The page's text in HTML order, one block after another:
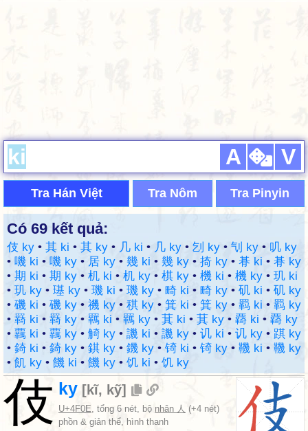
A V
Tra Hán Việt Tra Nôm Tra Pinyin
Có 69 kết quả:
伎 ky • 其 ki • 其 ky • 几 ki • 几 ky • 刉 ky • 刏 ky • 叽 ky
• 嘰 ki • 嘰 ky • 居 ky • 幾 ki • 幾 ky • 掎 ky • 朞 ki • 朞 ky
• 期 ki • 期 ky • 机 ki • 机 ky • 棋 ky • 機 ki • 機 ky • 玑 ki
• 玑 ky • 璂 ky • 璣 ki • 璣 ky • 畸 ki • 畸 ky • 矶 ki • 矶 ky
• 磯 ki • 磯 ky • 禨 ky • 稘 ky • 箕 ki • 箕 ky • 羁 ki • 羁 ky
• 羇 ki • 羇 ky • 羈 ki • 羈 ky • 萁 ki • 萁 ky • 覉 ki • 覉 ky
• 覊 ki • 覊 ky • 觭 ky • 譏 ki • 譏 ky • 讥 ki • 讥 ky • 踑 ky
• 錡 ki • 錡 ky • 錤 ky • 鐖 ky • 锜 ki • 锜 ky • 鞿 ki • 鞿 ky
• 飢 ky • 饑 ki • 饑 ky • 饥 ki • 饥 ky
伎 ky [kĩ, kỹ]
U+4F0E, tổng 6 nét, bộ nhân 人 (+4 nét)
phồn & giản thể, hình thanh